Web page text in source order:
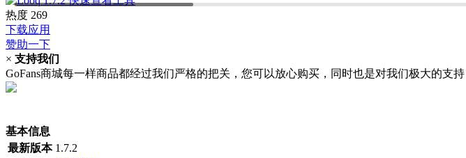
热度 269
下载应用
赞助一下
× 支持我们
GoFans商城每一样商品都经过我们严格的把关，您可以放心购买，同时也是对我们极大的支持
基本信息
最新版本 1.7.2